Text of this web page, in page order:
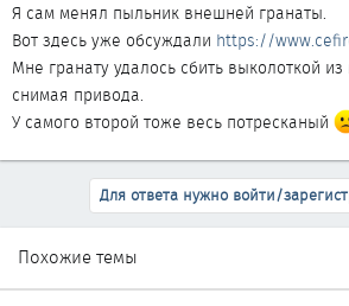
Я сам менял пыльник внешней гранаты.
Вот здесь уже обсуждали https://
Мне гранату удалось сбить выколоткой
снимая привода.
У самого второй тоже весь потресканый
Для ответа нужно войти/
Похожие темы